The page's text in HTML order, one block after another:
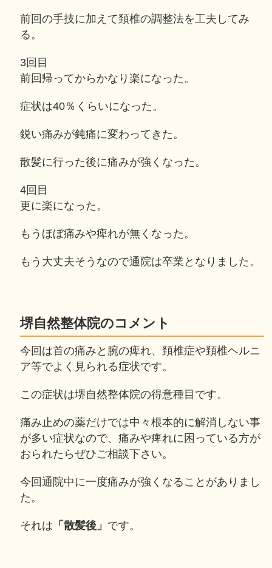
前回の手技に加えて頚椎の調整法を工夫してみ
る。
3回目
前回帰ってからかなり楽になった。
症状は40％くらいになった。
鋭い痛みが鈍痛に変わってきた。
散髪に行った後に痛みが強くなった。
4回目
更に楽になった。
もうほぼ痛みや痺れが無くなった。
もう大丈夫そうなので通院は卒業となりました。
堺自然整体院のコメント
今回は首の痛みと腕の痺れ、頚椎症や頚椎ヘルニ
ア等でよく見られる症状です。
この症状は堺自然整体院の得意種目です。
痛み止めの薬だけでは中々根本的に解消しない事
が多い症状なので、痛みや痺れに困っている方が
おられたらぜひご相談下さい。
今回通院中に一度痛みが強くなることがありまし
た。
それは 「散髪後」 です。